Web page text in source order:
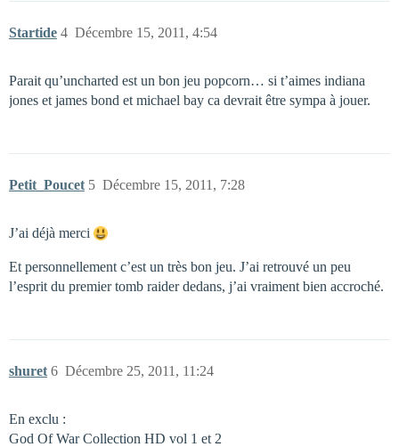
Startide Décembre 15, 2011, 4:54
4
Parait qu’uncharted est un bon jeu popcorn… si t’aimes indiana
jones et james bond et michael bay ca devrait être sympa à jouer.
Petit_Poucet Décembre 15, 2011, 7:28
5
J’ai déjà merci
Et personnellement c’est un très bon jeu. J’ai retrouvé un peu
l’esprit du premier tomb raider dedans, j’ai vraiment bien accroché.
shuret Décembre 25, 2011, 11:24
6
En exclu :
God Of War Collection HD vol 1 et 2